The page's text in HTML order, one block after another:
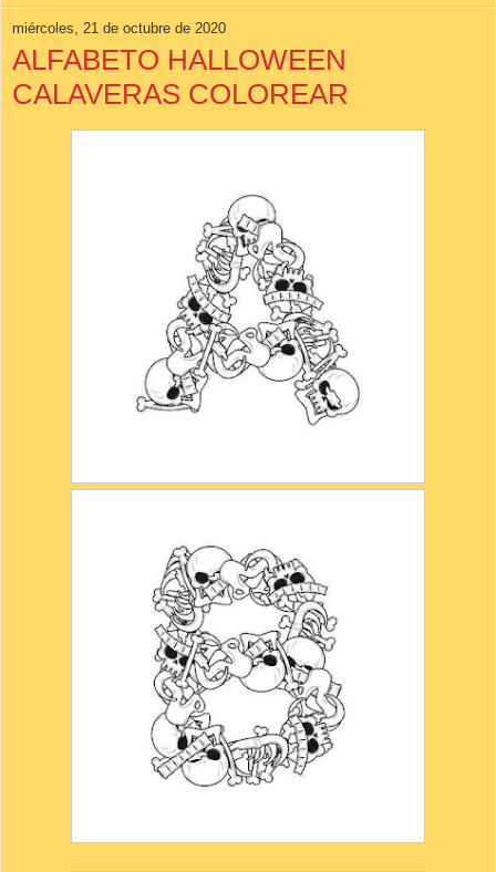
miércoles, 21 de octubre de 2020
ALFABETO HALLOWEEN
CALAVERAS COLOREAR